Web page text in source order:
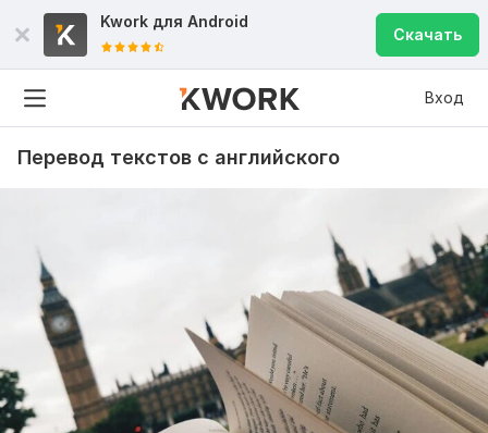
Kwork для Android
Скачать
Вход
Перевод текстов с английского